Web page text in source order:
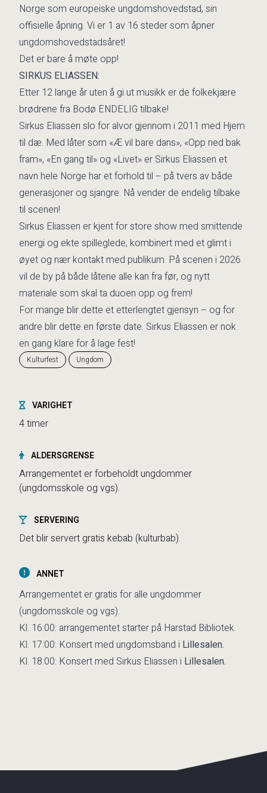
Norge som europeiske ungdomshovedstad, sin
offisielle åpning. Vi er 1 av 16 steder som åpner
ungdomshovedstadsåret!
Det er bare å møte opp!
SIRKUS ELIASSEN:
Etter 12 lange år uten å gi ut musikk er de folkekjære
brødrene fra Bodø ENDELIG tilbake!
Sirkus Eliassen slo for alvor gjennom i 2011 med Hjem
til dæ. Med låter som «Æ vil bare dans», «Opp ned bak
fram», «En gang til» og «Livet» er Sirkus Eliassen et
navn hele Norge har et forhold til – på tvers av både
generasjoner og sjangre. Nå vender de endelig tilbake
til scenen!
Sirkus Eliassen er kjent for store show med smittende
energi og ekte spilleglede, kombinert med et glimt i
øyet og nær kontakt med publikum. På scenen i 2026
vil de by på både låtene alle kan fra før, og nytt
materiale som skal ta duoen opp og frem!
For mange blir dette et etterlengtet gjensyn – og for
andre blir dette en første date. Sirkus Eliassen er nok
en gang klare for å lage fest!
Kulturfest Ungdom
VARIGHET
4 timer
ALDERSGRENSE
Arrangementet er forbeholdt ungdommer
(ungdomsskole og vgs).
SERVERING
Det blir servert gratis kebab (kulturbab).
ANNET
Arrangementet er gratis for alle ungdommer
(ungdomsskole og vgs).
Kl. 16:00: arrangementet starter på Harstad Bibliotek.
Kl. 17:00: Konsert med ungdomsband i Lillesalen.
Kl. 18:00: Konsert med Sirkus Eliassen i Lillesalen.